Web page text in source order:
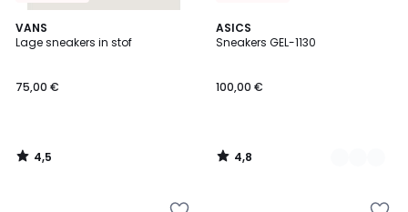
VANS
Lage sneakers in stof
75,00 €
4,5
/ 5
4,5
/
ASICS
Sneakers GEL-1130
100,00 €
4,8
/ 5
3
Kleuren
4,8
/